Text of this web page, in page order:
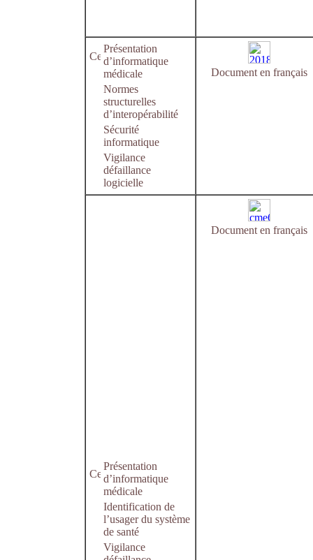
Présentation
d’informatique
médicale
Normes
structurelles
d’interopérabilité
Sécurité
informatique
Vigilance
défaillance
logicielle
Document en français
Présentation
d’informatique
médicale
Identification de
l’usager du système
de santé
Vigilance
Document en français